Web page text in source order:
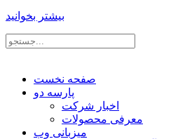
بیشتر بخوانید
صفحه نخست
پارسه دو
اخبار شرکت
معرفی محصولات
میزبانی وب